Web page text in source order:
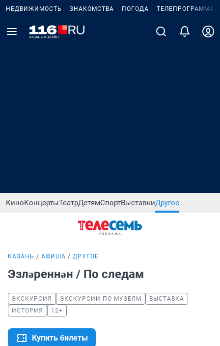
НЕДВИЖИМОСТЬ ЗНАКОМСТВА ПОГОДА ТЕЛЕПРОГРАММА
КиноКонцертыТеатрДетямСпортВыставкиДругое
КАЗАНЬ АФИША ДРУГОЕ
Эзләреннән / По следам
ЭКСКУРСИЯ ЭКСКУРСИИ ПО МУЗЕЯМ
ВЫСТАВКА
ИСТОРИЯ
12+
Купить билеты